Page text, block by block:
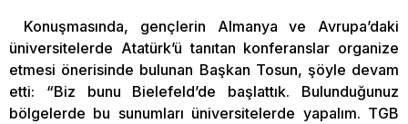
Konuşmasında, gençlerin Almanya ve Avrupa’daki
üniversitelerde Atatürk’ü tanıtan konferanslar organize
etmesi önerisinde bulunan Başkan Tosun, şöyle devam
etti: “Biz bunu Bielefeld’de başlattık. Bulunduğunuz
bölgelerde bu sunumları üniversitelerde yapalım. TGB